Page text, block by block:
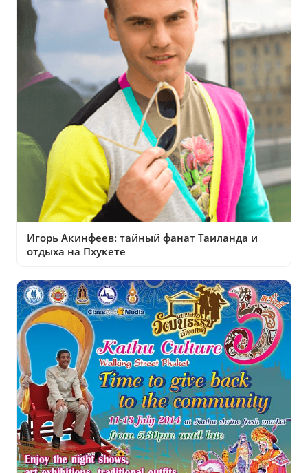
Игорь Акинфеев: тайный фанат Таиланда и
отдыха на Пхукете